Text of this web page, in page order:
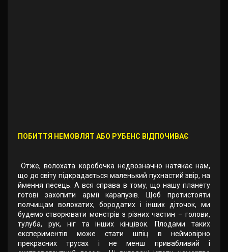
ПОБИТТЯ НЕМОВЛЯТ АБО РУБЕНС ВІДПОЧИВАЄ
Отже, волохата коробочка недвозначно натякає нам,
що до світу підкрадається маленький пухнастий звір, на
ймення песець. А вся справа в тому, що нашу планету
готові захопити армії карапузів. Щоб протистояти
полчищам волохатих, бородатих і інших діточок, ми
будемо створювати монстрів з різних частин – голови,
тулуба, рук, ніг та інших кінцівок. Плодами таких
експериментів може стати шпіц в неймовірно
прекрасних трусах і не менш привабливий і